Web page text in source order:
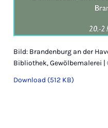
Bild: Brandenburg an der
Bibliothek, Gewölbemalerei
Download (512 KB)